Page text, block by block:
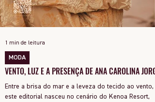
VENTO, LUZ E A PRESENÇA DE ANA CAROLINA JORGE
Entre a brisa do mar e a leveza do tecido ao vento,
este editorial nasceu no cenário do Kenoa Resort,
MODA
1 min de leitura